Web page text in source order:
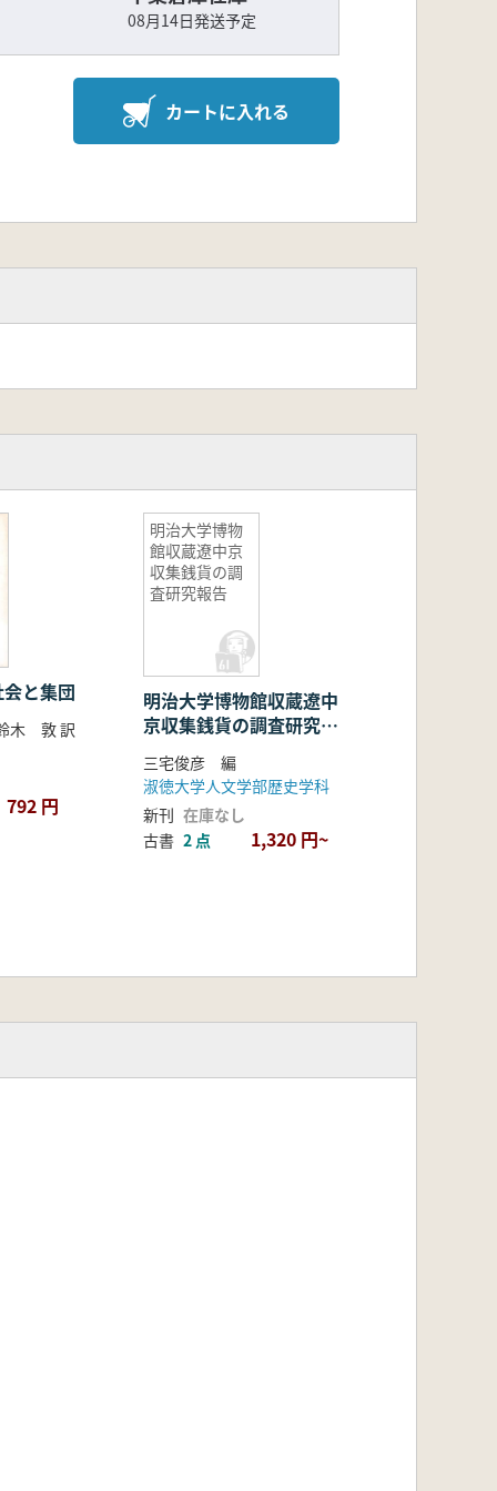
08月14日発送予定
カートに入れる
と集団
木 敦 訳
792 円
明治大学博物
館収蔵遼中京
収集銭貨の調
査研究報告
明治大学博物館収蔵遼中
京収集銭貨の調査研究報
三宅俊彦 編
淑徳大学人文学部歴史学科
新刊 在庫なし
古書 2 点 1,320 円~